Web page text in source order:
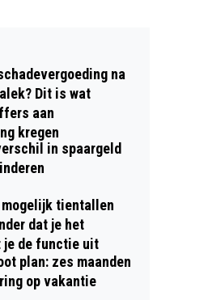
na
Dit is wat
aan
kregen
in spaargeld
tientallen
dat je het
je de functie uit
plan: zes maanden
op vakantie